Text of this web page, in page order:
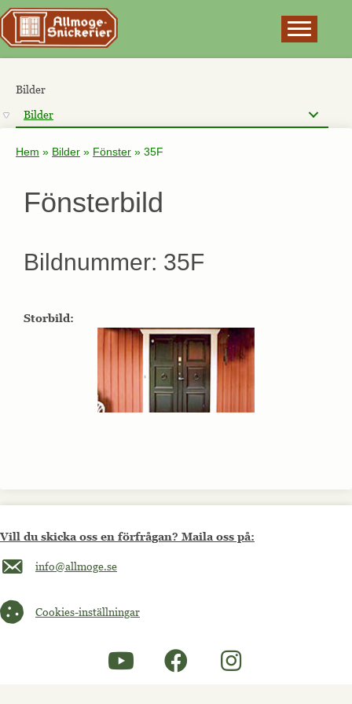
Bilder
Bilder
Hem » Bilder » Fönster » 35F
Fönsterbild
Bildnummer: 35F
Storbild:
Vill du skicka oss en förfrågan? Maila oss på:
Maila oss på info@allmoge.se
info@allmoge.se
Cookies-inställningar
Cookies-inställningar